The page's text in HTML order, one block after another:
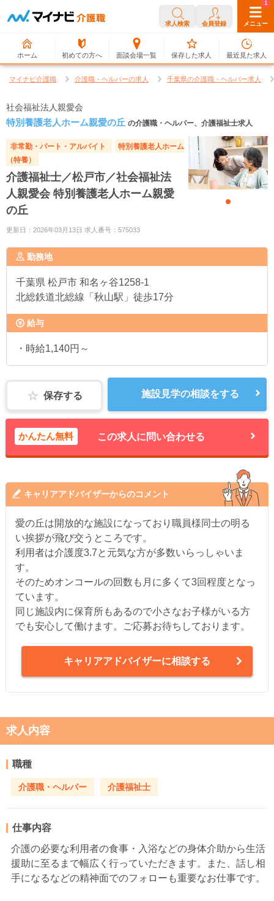
求人検索 会員登録 メニュー
ホーム 初めての方へ 面談会場一覧
0
保存した求人
1
最近見た求人
マイナビ介護職 介護職・ヘルパーの求人 千葉県の介護職・ヘルパー求人
社会福祉法人親愛会
特別養護老人ホーム親愛の丘 の介護職・ヘルパー、介護福祉士求人
非常勤・パート・アルバイト
特別養護老人ホーム
（特養）
介護福祉士／松戸市／社会福祉法
人親愛会 特別養護老人ホーム親愛
の丘
更新日：2026年03月13日 求人番号：575033
勤務地
千葉県 松戸市 和名ヶ谷1258-1
北総鉄道北総線「秋山駅」徒歩17分
給与
・時給1,140円～
保存する 施設見学の相談をする
かんたん無料 この求人に問い合わせる
キャリアアドバイザーからのコメント
愛の丘は開放的な施設になっており職員様同士の明る
い挨拶が飛び交うところです。
利用者は介護度3.7と元気な方が多数いらっしゃいま
す。
そのためオンコールの回数も月に多くて3回程度となっ
ています。
同じ施設内に保育所もあるので小さなお子様がいる方
でも安心して働けます。ご応募お待ちしております。
キャリアアドバイザーに相談する
求人内容
職種
介護職・ヘルパー 介護福祉士
仕事内容
介護の必要な利用者の食事・入浴などの身体介助から生活
援助に至るまで幅広く行っていただきます。また、話し相
手になるなどの精神面でのフォローも重要なお仕事です。